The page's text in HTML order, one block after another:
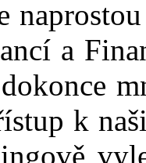
a
k